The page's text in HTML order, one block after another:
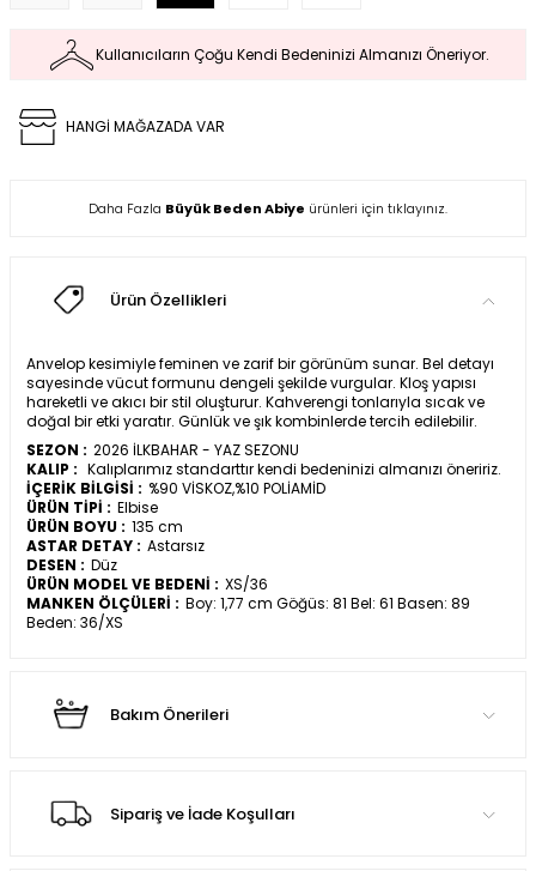
Kullanıcıların Çoğu Kendi Bedeninizi Almanızı Öneriyor.
HANGİ MAĞAZADA VAR
Daha Fazla Büyük Beden Abiye ürünleri için tıklayınız.
Ürün Özellikleri
Anvelop kesimiyle feminen ve zarif bir görünüm sunar. Bel detayı
sayesinde vücut formunu dengeli şekilde vurgular. Kloş yapısı
hareketli ve akıcı bir stil oluşturur. Kahverengi tonlarıyla sıcak ve
doğal bir etki yaratır. Günlük ve şık kombinlerde tercih edilebilir.
SEZON : 2026 İLKBAHAR - YAZ SEZONU
KALIP : Kalıplarımız standarttır kendi bedeninizi almanızı öneririz.
İÇERİK BİLGİSİ : %90 VİSKOZ,%10 POLİAMİD
ÜRÜN TİPİ : Elbise
ÜRÜN BOYU : 135 cm
ASTAR DETAY : Astarsız
DESEN : Düz
ÜRÜN MODEL VE BEDENİ : XS/36
MANKEN ÖLÇÜLERİ : Boy: 1,77 cm Göğüs: 81 Bel: 61 Basen: 89
Beden: 36/XS
Bakım Önerileri
Sipariş ve İade Koşulları